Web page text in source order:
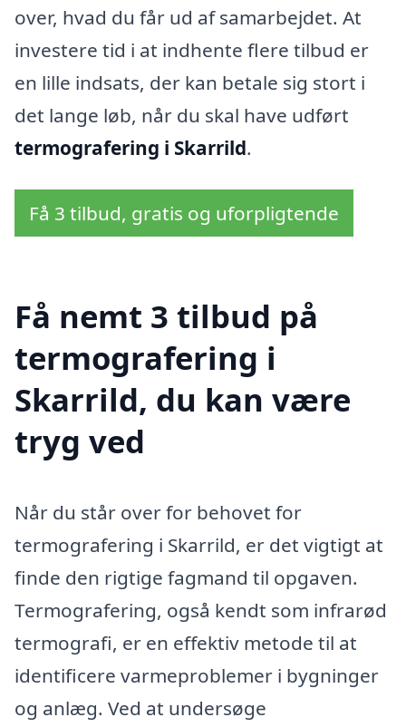
over, hvad du får ud af samarbejdet. At
investere tid i at indhente flere tilbud er
en lille indsats, der kan betale sig stort i
det lange løb, når du skal have udført
termografering i Skarrild.
Få 3 tilbud, gratis og uforpligtende
Få nemt 3 tilbud på
termografering i
Skarrild, du kan være
tryg ved
Når du står over for behovet for
termografering i Skarrild, er det vigtigt at
finde den rigtige fagmand til opgaven.
Termografering, også kendt som infrarød
termografi, er en effektiv metode til at
identificere varmeproblemer i bygninger
og anlæg. Ved at undersøge